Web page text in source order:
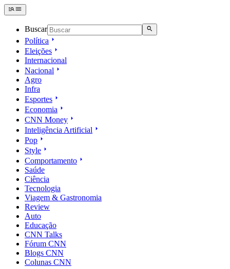
Buscar
Política
Eleições
Internacional
Nacional
Agro
Infra
Esportes
Economia
CNN Money
Inteligência Artificial
Pop
Style
Comportamento
Saúde
Ciência
Tecnologia
Viagem & Gastronomia
Review
Auto
Educação
CNN Talks
Fórum CNN
Blogs CNN
Colunas CNN